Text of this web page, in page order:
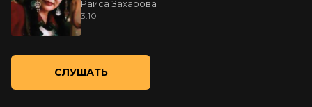
Раиса Захарова
3:10
СЛУШАТЬ